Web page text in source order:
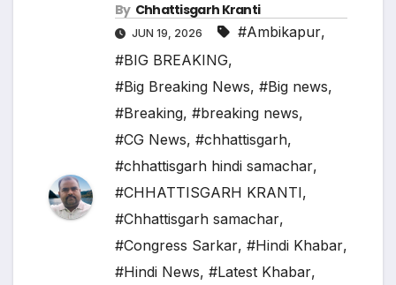
By Chhattisgarh Kranti
JUN 19, 2026 #Ambikapur,
#BIG BREAKING,
#Big Breaking News, #Big news,
#Breaking, #breaking news,
#CG News, #chhattisgarh,
#chhattisgarh hindi samachar,
#CHHATTISGARH KRANTI,
#Chhattisgarh samachar,
#Congress Sarkar, #Hindi Khabar,
#Hindi News, #Latest Khabar,